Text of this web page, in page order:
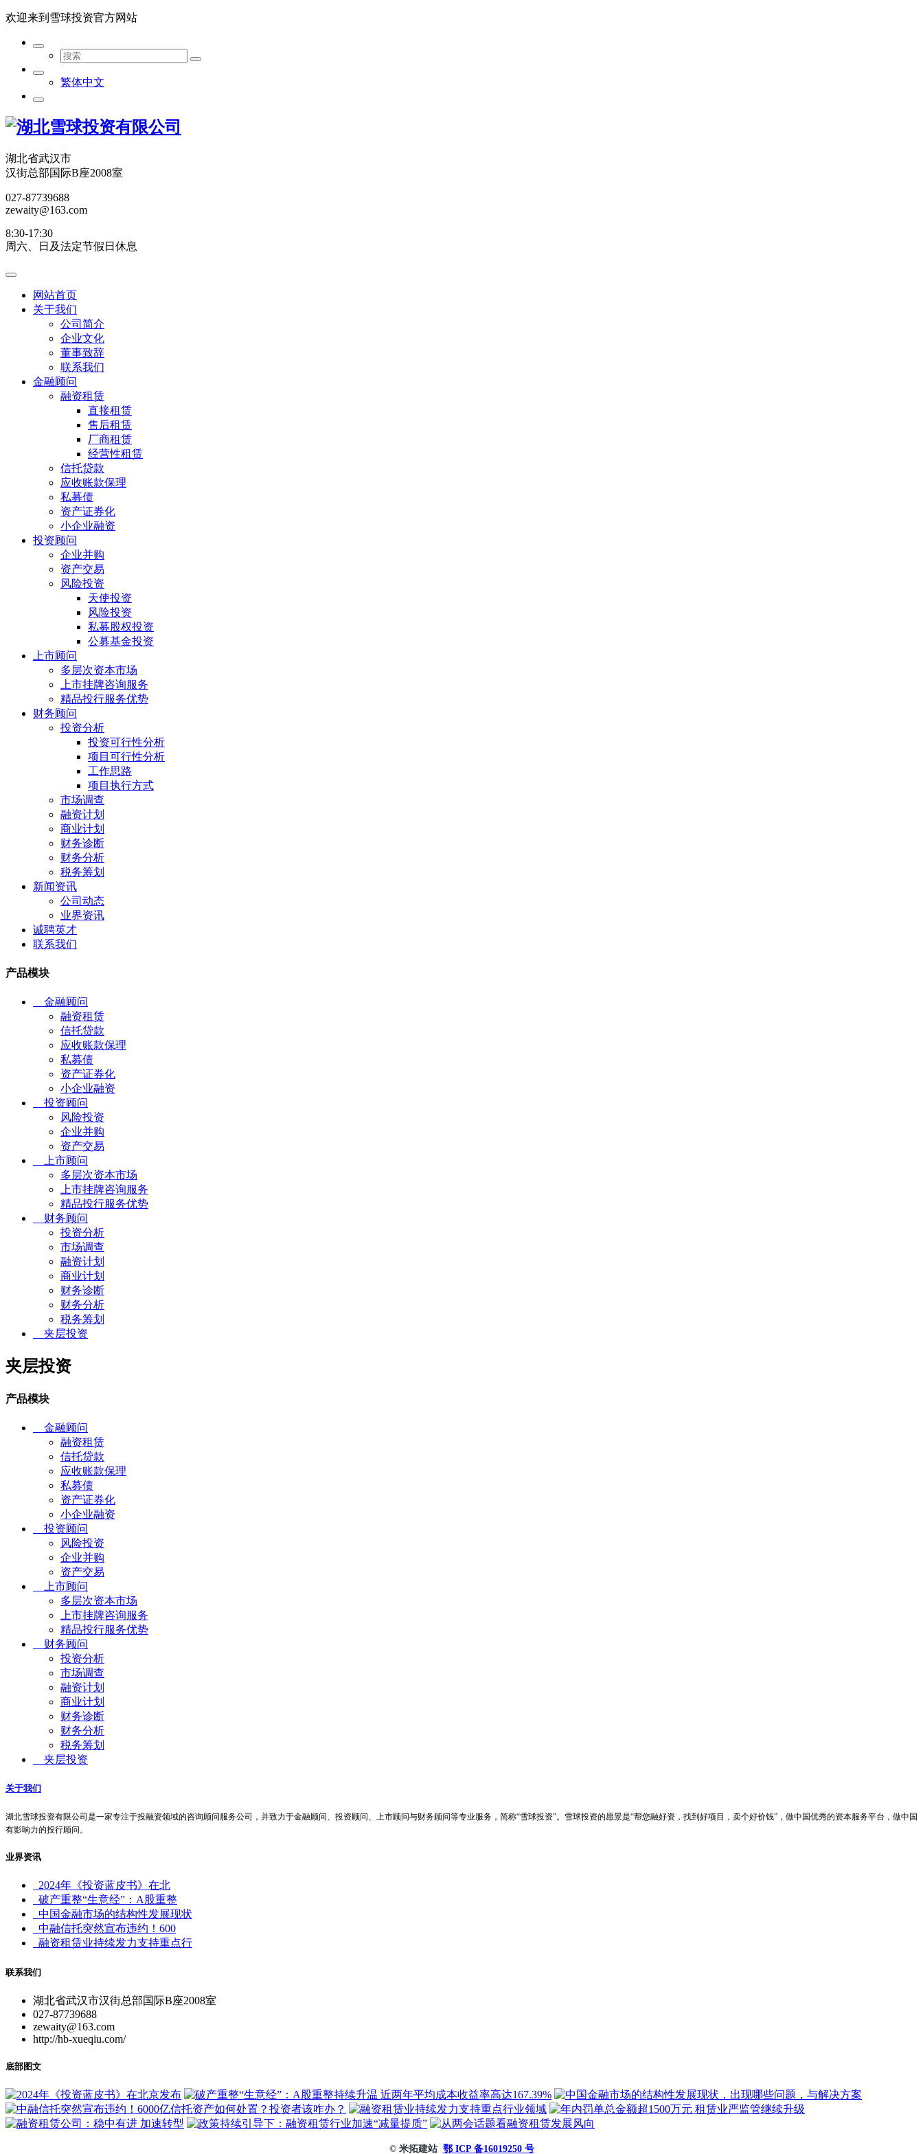
欢迎来到雪球投资官方网站
繁体中文
湖北省武汉市
汉街总部国际B座2008室
027-87739688
zewaity@163.com
8:30-17:30
周六、日及法定节假日休息
网站首页
关于我们
公司简介
企业文化
董事致辞
联系我们
金融顾问
融资租赁
直接租赁
售后租赁
厂商租赁
经营性租赁
信托贷款
应收账款保理
私募债
资产证券化
小企业融资
投资顾问
企业并购
资产交易
风险投资
天使投资
风险投资
私募股权投资
公募基金投资
上市顾问
多层次资本市场
上市挂牌咨询服务
精品投行服务优势
财务顾问
投资分析
投资可行性分析
项目可行性分析
工作思路
项目执行方式
市场调查
融资计划
商业计划
财务诊断
财务分析
税务筹划
新闻资讯
公司动态
业界资讯
诚聘英才
联系我们
产品模块
金融顾问
融资租赁
信托贷款
应收账款保理
私募债
资产证券化
小企业融资
投资顾问
风险投资
企业并购
资产交易
上市顾问
多层次资本市场
上市挂牌咨询服务
精品投行服务优势
财务顾问
投资分析
市场调查
融资计划
商业计划
财务诊断
财务分析
税务筹划
夹层投资
夹层投资
产品模块
金融顾问
融资租赁
信托贷款
应收账款保理
私募债
资产证券化
小企业融资
投资顾问
风险投资
企业并购
资产交易
上市顾问
多层次资本市场
上市挂牌咨询服务
精品投行服务优势
财务顾问
投资分析
市场调查
融资计划
商业计划
财务诊断
财务分析
税务筹划
夹层投资
关于我们
湖北雪球投资有限公司是一家专注于投融资领域的咨询顾问服务公司，并致力于金融顾问、投资顾问、上市顾问与财务顾问等专业服务，简称“雪球投资”。 雪球投资的愿景是“帮您融好资，找到好项目，卖个好价钱”，做中国优秀的资本服务平台，做中国
有影响力的投行顾问。
业界资讯
2024年《投资蓝皮书》在北
破产重整“生意经”：A股重整
中国金融市场的结构性发展现状
中融信托突然宣布违约！600
融资租赁业持续发力支持重点行
联系我们
湖北省武汉市汉街总部国际B座2008室
027-87739688
zewaity@163.com
http://hb-xueqiu.com/
底部图文
© 米拓建站 鄂 ICP 备16019250 号